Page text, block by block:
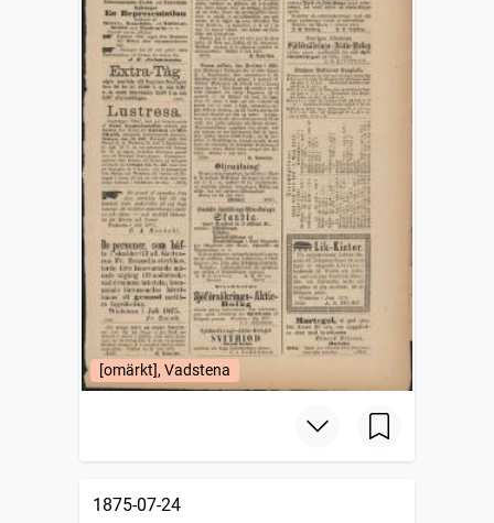
[omärkt], Vadstena
1875-07-24